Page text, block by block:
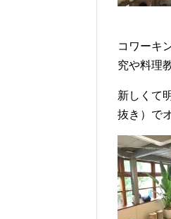
コワーキ
究や料理
新しくて
抜き）で